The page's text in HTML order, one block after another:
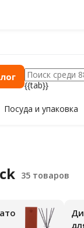
{{tab}}
Посуда и упаковка